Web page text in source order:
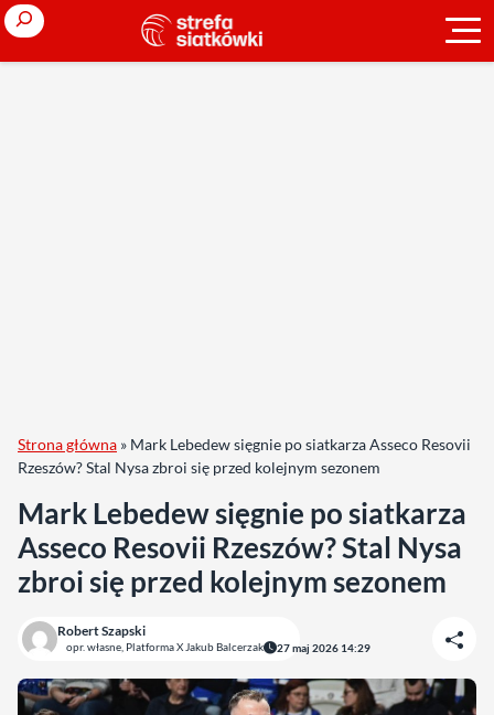
Search
Strona główna » Mark Lebedew sięgnie po siatkarza Asseco Resovii
Rzeszów? Stal Nysa zbroi się przed kolejnym sezonem
Mark Lebedew sięgnie po siatkarza
Asseco Resovii Rzeszów? Stal Nysa
zbroi się przed kolejnym sezonem
Robert Szapski
opr. własne, Platforma X Jakub Balcerzak 27 maj 2026 14:29